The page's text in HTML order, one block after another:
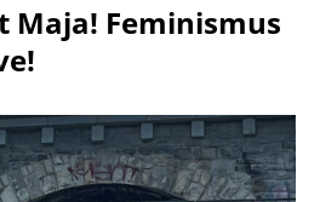
Feminismus